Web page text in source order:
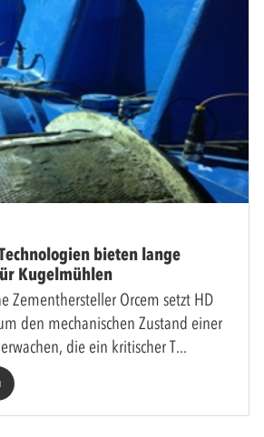
bieten lange
Kugelmühlen
Zementhersteller Orcem setzt HD
den mechanischen Zustand einer
die ein kritischer T